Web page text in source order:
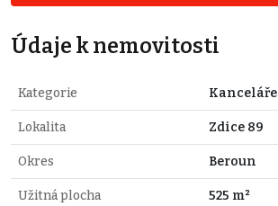
Údaje k nemovitosti
Kategorie Kanceláře
Lokalita Zdice 89
Okres Beroun
Užitná plocha 525 m²